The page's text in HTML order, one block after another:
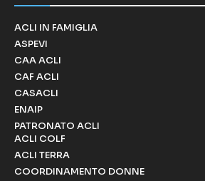
ACLI IN FAMIGLIA
ASPEVI
CAA ACLI
CAF ACLI
CASACLI
ENAIP
PATRONATO ACLI
ACLI COLF
ACLI TERRA
COORDINAMENTO DONNE